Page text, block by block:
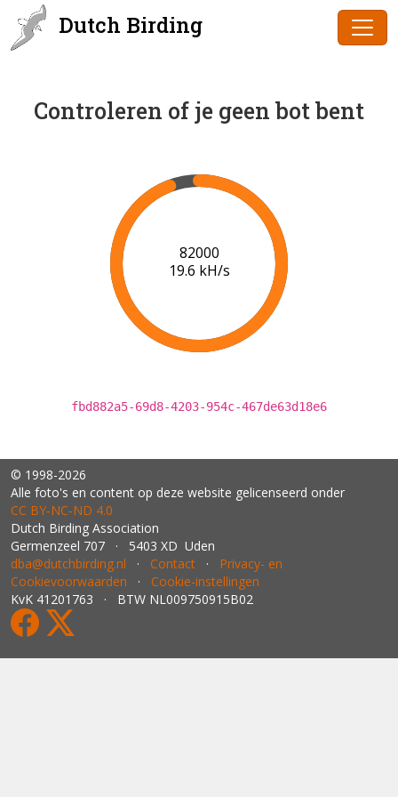
Dutch Birding
Controleren of je geen bot bent
84000
19.8 kH/s
fbd882a5-69d8-4203-954c-467de63d18e6
© 1998-2026
Alle foto's en content op deze website gelicenseerd onder
CC BY‑NC‑ND 4.0
Dutch Birding Association
Germenzeel 707 · 5403 XD Uden
dba@dutchbirding.nl · Contact · Privacy- en
Cookievoorwaarden · Cookie-instellingen
KvK 41201763 · BTW NL009750915B02